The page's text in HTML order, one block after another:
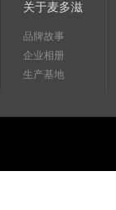
关于麦多滋
品牌故事
企业相册
生产基地